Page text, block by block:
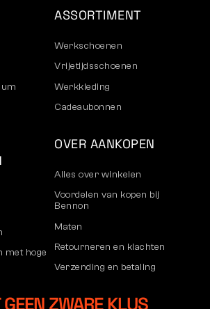
ASSORTIMENT
Werkschoenen
Vrijetijdsschoenen
Werkkleding
Cadeaubonnen
met hoge
OVER AANKOPEN
Alles over winkelen
Voordelen van kopen bij
Bennon
Maten
Retourneren en klachten
Verzending en betaling
ZWARE KLUS